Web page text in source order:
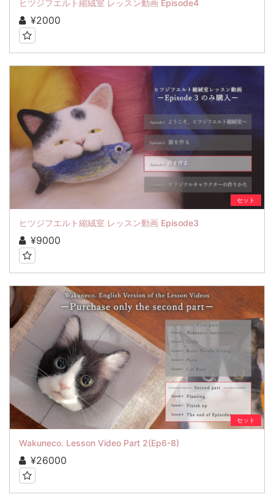
ヒツジフエルト縮絨室 レッスン動画 Episode4
¥2000
セット
ヒツジフエルト縮絨室 レッスン動画 Episode3
¥9000
セット
Wakuneco. Lesson Video Part 2(Ep6-8)
¥26000